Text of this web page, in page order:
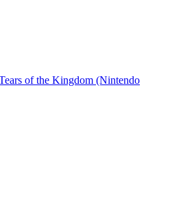
of the Kingdom (Nintendo